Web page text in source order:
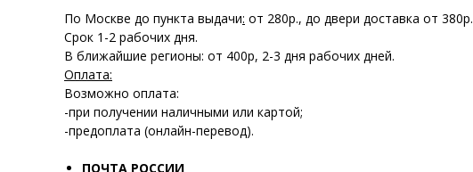
По Москве до пункта выдачи: от 280р., до двери доставка от 380р.
Срок 1-2 рабочих дня.
В ближайшие регионы: от 400р, 2-3 дня рабочих дней.
Оплата:
Возможно оплата:
-при получении наличными или картой;
-предоплата (онлайн-перевод).
ПОЧТА РОССИИ